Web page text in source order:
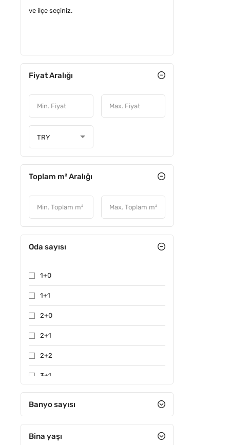
ve ilçe seçiniz.
Fiyat Aralığı
TRY
Toplam m² Aralığı
Oda sayısı
1+0
1+1
2+0
2+1
2+2
3+1
4+1
4+2
Banyo sayısı
Bina yaşı